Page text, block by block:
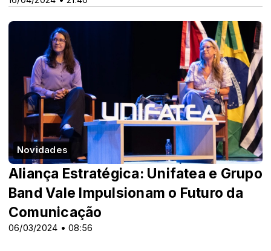
Novidades
06/03/2024 • 08:56
Aliança Estratégica: Unifatea e Grupo
Band Vale Impulsionam o Futuro da
Comunicação